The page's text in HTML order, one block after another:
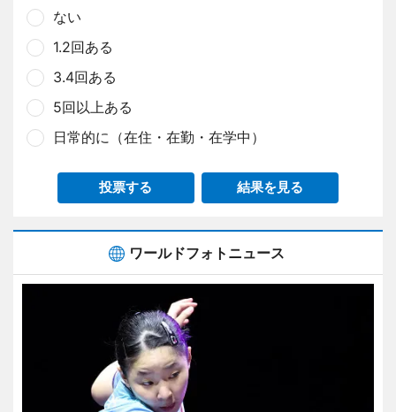
ない
1.2回ある
3.4回ある
5回以上ある
日常的に（在住・在勤・在学中）
投票する 結果を見る
ワールドフォトニュース